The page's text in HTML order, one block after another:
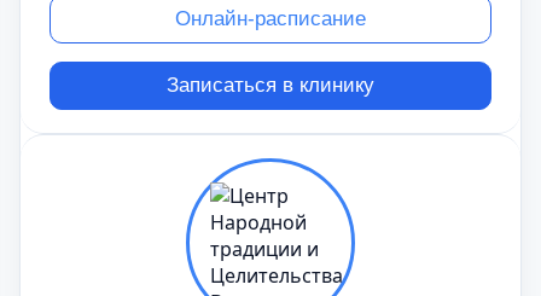
Онлайн-расписание
Записаться в клинику